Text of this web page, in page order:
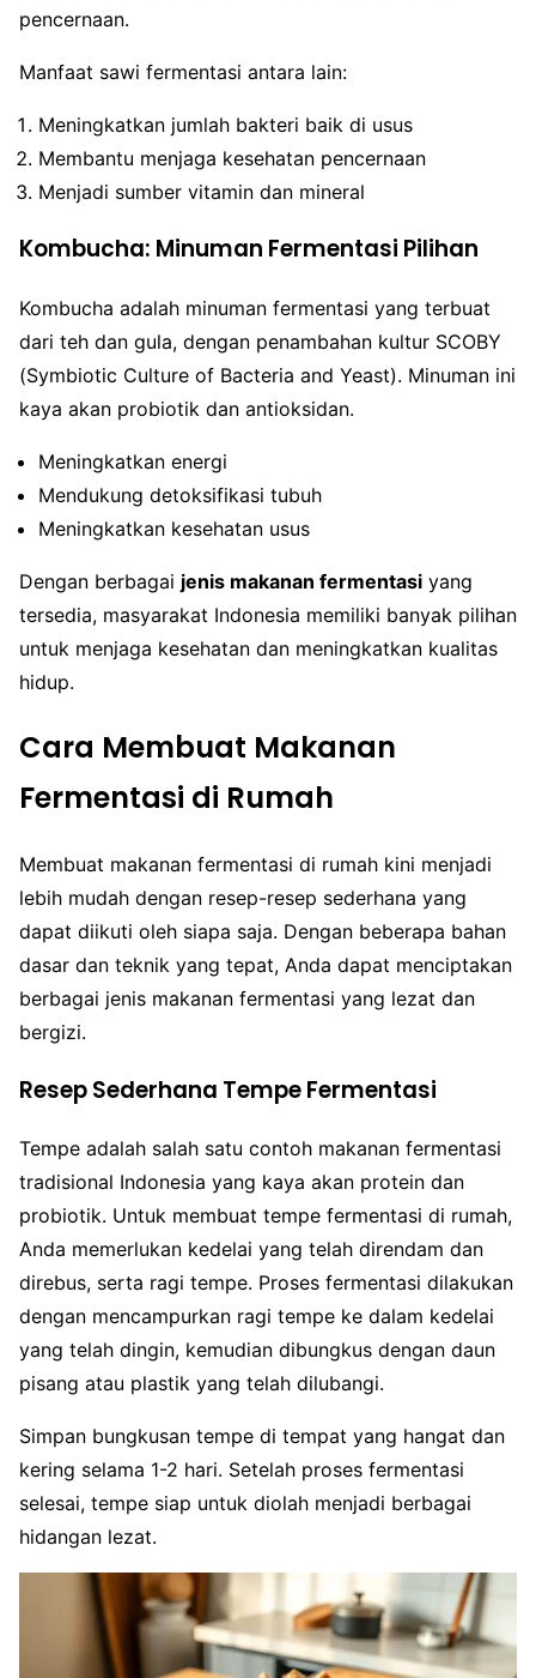
pencernaan.
Manfaat sawi fermentasi antara lain:
Meningkatkan jumlah bakteri baik di usus
Membantu menjaga kesehatan pencernaan
Menjadi sumber vitamin dan mineral
Kombucha: Minuman Fermentasi Pilihan
Kombucha adalah minuman fermentasi yang terbuat
dari teh dan gula, dengan penambahan kultur SCOBY
(Symbiotic Culture of Bacteria and Yeast). Minuman ini
kaya akan probiotik dan antioksidan.
Meningkatkan energi
Mendukung detoksifikasi tubuh
Meningkatkan kesehatan usus
Dengan berbagai jenis makanan fermentasi yang
tersedia, masyarakat Indonesia memiliki banyak pilihan
untuk menjaga kesehatan dan meningkatkan kualitas
hidup.
Cara Membuat Makanan
Fermentasi di Rumah
Membuat makanan fermentasi di rumah kini menjadi
lebih mudah dengan resep-resep sederhana yang
dapat diikuti oleh siapa saja. Dengan beberapa bahan
dasar dan teknik yang tepat, Anda dapat menciptakan
berbagai jenis makanan fermentasi yang lezat dan
bergizi.
Resep Sederhana Tempe Fermentasi
Tempe adalah salah satu contoh makanan fermentasi
tradisional Indonesia yang kaya akan protein dan
probiotik. Untuk membuat tempe fermentasi di rumah,
Anda memerlukan kedelai yang telah direndam dan
direbus, serta ragi tempe. Proses fermentasi dilakukan
dengan mencampurkan ragi tempe ke dalam kedelai
yang telah dingin, kemudian dibungkus dengan daun
pisang atau plastik yang telah dilubangi.
Simpan bungkusan tempe di tempat yang hangat dan
kering selama 1-2 hari. Setelah proses fermentasi
selesai, tempe siap untuk diolah menjadi berbagai
hidangan lezat.